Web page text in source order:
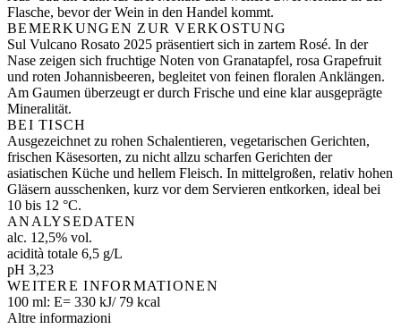
Flasche, bevor der Wein in den Handel kommt.
BEMERKUNGEN ZUR VERKOSTUNG
Sul Vulcano Rosato 2025 präsentiert sich in zartem Rosé. In der
Nase zeigen sich fruchtige Noten von Granatapfel, rosa Grapefruit
und roten Johannisbeeren, begleitet von feinen floralen Anklängen.
Am Gaumen überzeugt er durch Frische und eine klar ausgeprägte
Mineralität.
BEI TISCH
Ausgezeichnet zu rohen Schalentieren, vegetarischen Gerichten,
frischen Käsesorten, zu nicht allzu scharfen Gerichten der
asiatischen Küche und hellem Fleisch. In mittelgroßen, relativ hohen
Gläsern ausschenken, kurz vor dem Servieren entkorken, ideal bei
10 bis 12 °C.
ANALYSEDATEN
alc. 12,5% vol.
acidità totale 6,5 g/L
pH 3,23
WEITERE INFORMATIONEN
100 ml: E= 330 kJ/ 79 kcal
Altre informazioni